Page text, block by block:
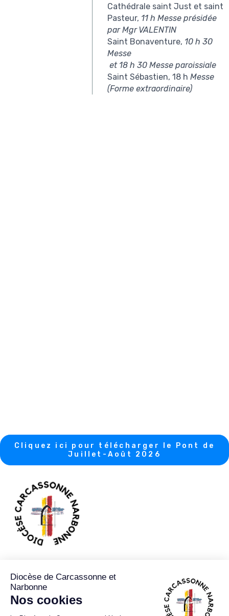
Cathédrale saint Just et saint
Pasteur, 11 h Messe présidée
par Mgr VALENTIN
Saint Bonaventure, 10 h 30
Messe
et 18 h 30 Messe paroissiale
Saint Sébastien, 18 h Messe
(Forme extraordinaire)
Cliquez ici pour télécharger le Pont de
Juillet-Août 2026
11890 CARCASSONNE CEDEX 9
04 68 47 05 31
04 68 47 05 31